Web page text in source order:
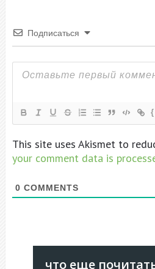
Подписаться
This site uses Akismet to
your comment data is
0 COMMENTS
что еще